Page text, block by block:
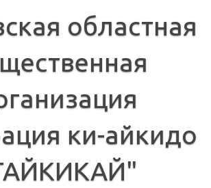
областная
ки-айкидо